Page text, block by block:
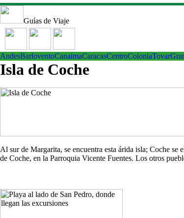
Guías de Viaje
AndesBarloventoCanaimaCaracasCentroColoniaTovar
Isla de Coche
Al sur de Margarita, se encuentra esta árida isla; Coche
de Coche, en la Parroquia Vicente Fuentes. Los otros